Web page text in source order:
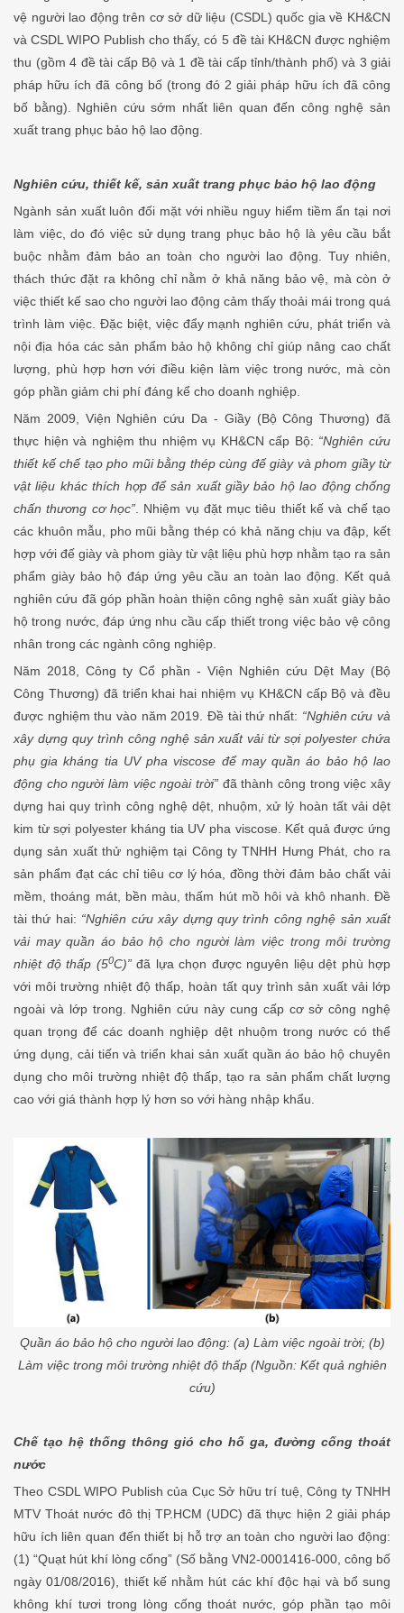
vệ người lao động trên cơ sở dữ liệu (CSDL) quốc gia về KH&CN
và CSDL WIPO Publish cho thấy, có 5 đề tài KH&CN được nghiệm
thu (gồm 4 đề tài cấp Bộ và 1 đề tài cấp tỉnh/thành phố) và 3 giải
pháp hữu ích đã công bố (trong đó 2 giải pháp hữu ích đã công
bố bằng). Nghiên cứu sớm nhất liên quan đến công nghệ sản
xuất trang phục bảo hộ lao động.
Nghiên cứu, thiết kế, sản xuất trang phục bảo hộ lao động
Ngành sản xuất luôn đối mặt với nhiều nguy hiểm tiềm ẩn tại nơi
làm việc, do đó việc sử dụng trang phục bảo hộ là yêu cầu bắt
buộc nhằm đảm bảo an toàn cho người lao động. Tuy nhiên,
thách thức đặt ra không chỉ nằm ở khả năng bảo vệ, mà còn ở
việc thiết kế sao cho người lao động cảm thấy thoải mái trong quá
trình làm việc. Đặc biệt, việc đẩy mạnh nghiên cứu, phát triển và
nội địa hóa các sản phẩm bảo hộ không chỉ giúp nâng cao chất
lượng, phù hợp hơn với điều kiện làm việc trong nước, mà còn
góp phần giảm chi phí đáng kể cho doanh nghiệp.
Năm 2009, Viện Nghiên cứu Da - Giầy (Bộ Công Thương) đã
thực hiện và nghiệm thu nhiệm vụ KH&CN cấp Bộ: “Nghiên cứu
thiết kế chế tạo pho mũi bằng thép cùng đế giày và phom giầy từ
vật liệu khác thích hợp để sản xuất giầy bảo hộ lao động chống
chấn thương cơ học”. Nhiệm vụ đặt mục tiêu thiết kế và chế tạo
các khuôn mẫu, pho mũi bằng thép có khả năng chịu va đập, kết
hợp với đế giày và phom giày từ vật liệu phù hợp nhằm tạo ra sản
phẩm giày bảo hộ đáp ứng yêu cầu an toàn lao động. Kết quả
nghiên cứu đã góp phần hoàn thiện công nghệ sản xuất giày bảo
hộ trong nước, đáp ứng nhu cầu cấp thiết trong việc bảo vệ công
nhân trong các ngành công nghiệp.
Năm 2018, Công ty Cổ phần - Viện Nghiên cứu Dệt May (Bộ
Công Thương) đã triển khai hai nhiệm vụ KH&CN cấp Bộ và đều
được nghiệm thu vào năm 2019. Đề tài thứ nhất: “Nghiên cứu và
xây dựng quy trình công nghệ sản xuất vải từ sợi polyester chứa
phụ gia kháng tia UV pha viscose để may quần áo bảo hộ lao
động cho người làm việc ngoài trời” đã thành công trong việc xây
dựng hai quy trình công nghệ dệt, nhuộm, xử lý hoàn tất vải dệt
kim từ sợi polyester kháng tia UV pha viscose. Kết quả được ứng
dụng sản xuất thử nghiệm tại Công ty TNHH Hưng Phát, cho ra
sản phẩm đạt các chỉ tiêu cơ lý hóa, đồng thời đảm bảo chất vải
mềm, thoáng mát, bền màu, thấm hút mồ hôi và khô nhanh. Đề
tài thứ hai: “Nghiên cứu xây dựng quy trình công nghệ sản xuất
vải may quần áo bảo hộ cho người làm việc trong môi trường
nhiệt độ thấp (50C)”đã lựa chọn được nguyên liệu dệt phù hợp
với môi trường nhiệt độ thấp, hoàn tất quy trình sản xuất vải lớp
ngoài và lớp trong. Nghiên cứu này cung cấp cơ sở công nghệ
quan trọng để các doanh nghiệp dệt nhuộm trong nước có thể
ứng dụng, cải tiến và triển khai sản xuất quần áo bảo hộ chuyên
dụng cho môi trường nhiệt độ thấp, tạo ra sản phẩm chất lượng
cao với giá thành hợp lý hơn so với hàng nhập khẩu.
Quần áo bảo hộ cho người lao động: (a) Làm việc ngoài trời; (b)
Làm việc trong môi trường nhiệt độ thấp (Nguồn: Kết quả nghiên
cứu)
Chế tạo hệ thống thông gió cho hố ga, đường cống thoát
nước
Theo CSDL WIPO Publish của Cục Sở hữu trí tuệ, Công ty TNHH
MTV Thoát nước đô thị TP.HCM (UDC) đã thực hiện 2 giải pháp
hữu ích liên quan đến thiết bị hỗ trợ an toàn cho người lao động:
(1) “Quạt hút khí lòng cống” (Số bằng VN2-0001416-000, công bố
ngày 01/08/2016), thiết kế nhằm hút các khí độc hại và bổ sung
không khí tươi trong lòng cống thoát nước, góp phần tạo môi